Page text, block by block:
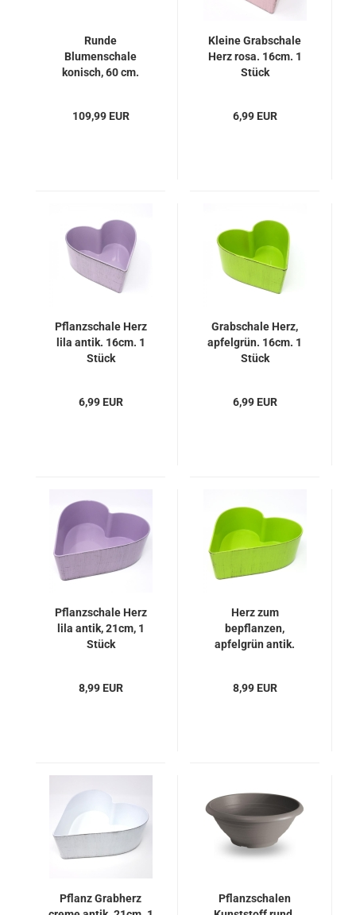
Runde
Blumenschale
konisch, 60 cm.
109,99 EUR
Kleine Grabschale
Herz rosa. 16cm. 1
Stück
6,99 EUR
Pflanzschale Herz
lila antik. 16cm. 1
Stück
6,99 EUR
Grabschale Herz,
apfelgrün. 16cm. 1
Stück
6,99 EUR
Pflanzschale Herz
lila antik, 21cm, 1
Stück
8,99 EUR
Herz zum
bepflanzen,
apfelgrün antik.
8,99 EUR
Pflanz Grabherz
Pflanzschalen